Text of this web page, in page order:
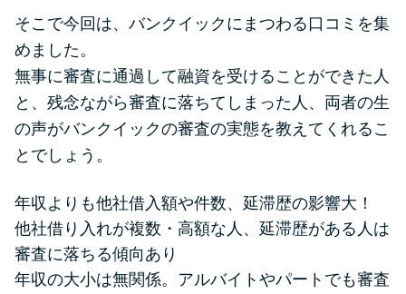
リボ払いをそのまま払いきると
カードローンの見直しで40万円
得した話
ードローン
特集ページ一覧
そこで今回は、バンクイックにまつわる口コミを集
めました。
無事に審査に通過して融資を受けることができた人
と、残念ながら審査に落ちてしまった人、両者の生
の声がバンクイックの審査の実態を教えてくれるこ
とでしょう。
年収よりも他社借入額や件数、延滞歴の影響大！
他社借り入れが複数・高額な人、延滞歴がある人は
審査に落ちる傾向あり
年収の大小は無関係。アルバイトやパートでも審査